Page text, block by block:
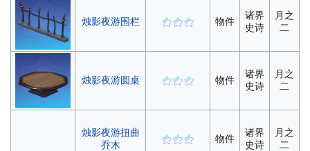
烛影夜游围栏 物件
诸界
史诗
月之
二
烛影夜游圆桌 物件
诸界
史诗
月之
二
烛影夜游扭曲
乔木
物件
诸界
史诗
月之
二